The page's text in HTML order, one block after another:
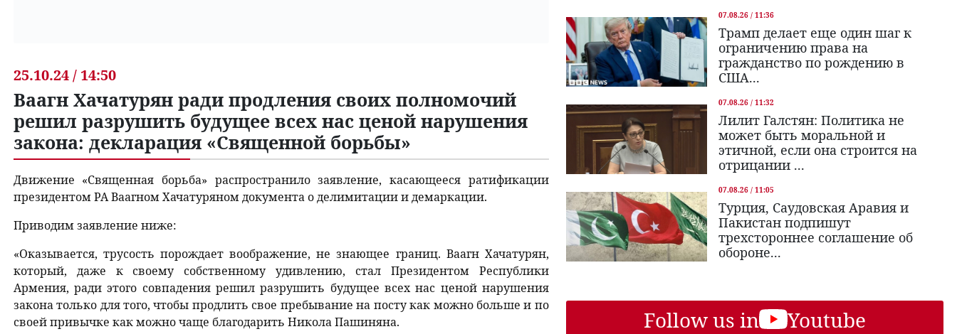
25.10.24 / 14:50
Ваагн Хачатурян ради продления своих полномочий
решил разрушить будущее всех нас ценой нарушения
закона: декларация «Священной борьбы»
Движение «Священная борьба» распространило заявление, касающееся ратификации
президентом РА Ваагном Хачатуряном документа о делимитации и демаркации.
Приводим заявление ниже:
«Оказывается, трусость порождает воображение, не знающее границ. Ваагн Хачатурян,
который, даже к своему собственному удивлению, стал Президентом Республики
Армения, ради этого совпадения решил разрушить будущее всех нас ценой нарушения
закона только для того, чтобы продлить свое пребывание на посту как можно больше и по
своей привычке как можно чаще благодарить Никола Пашиняна.
07.08.26 / 11:36
Трамп делает еще один шаг к
ограничению права на
гражданство по рождению в
США...
07.08.26 / 11:32
Лилит Галстян: Политика не
может быть моральной и
этичной, если она строится на
отрицании ...
07.08.26 / 11:05
Турция, Саудовская Аравия и
Пакистан подпишут
трехстороннее соглашение об
обороне...
Follow us in Youtube